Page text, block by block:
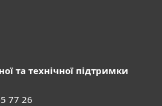
та технічної підтримки
77 26